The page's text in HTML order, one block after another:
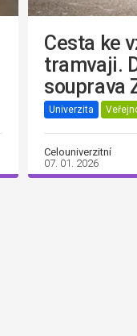
Cesta ke
tramvaji.
souprava
Univerzita
Celouniverzitní
07. 01. 2026